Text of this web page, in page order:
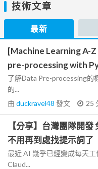
技術文章
最新
[Machine Learning A-
pre-processing with
了解Data Pre-processing的
的...
由 duckravel48 發文 25
【分享】台灣團隊開
不用再到處找提示詞了
最近 AI 幾乎已經變成每天
Claud...